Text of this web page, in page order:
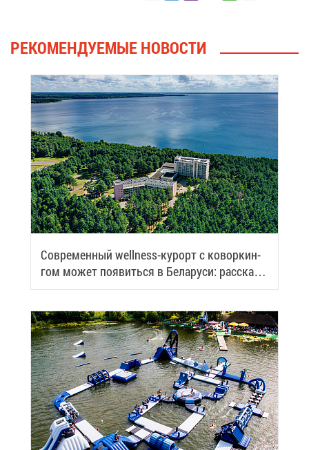
РЕ­КО­МЕН­ДУ­Е­МЫЕ НО­ВО­СТИ
Со­вре­мен­ный wellness-ку­рорт с ко­вор­кин­
гом мо­жет по­явить­ся в Бе­ла­ру­си: рас­ска­
зы­ва­ем по­дроб­но­сти